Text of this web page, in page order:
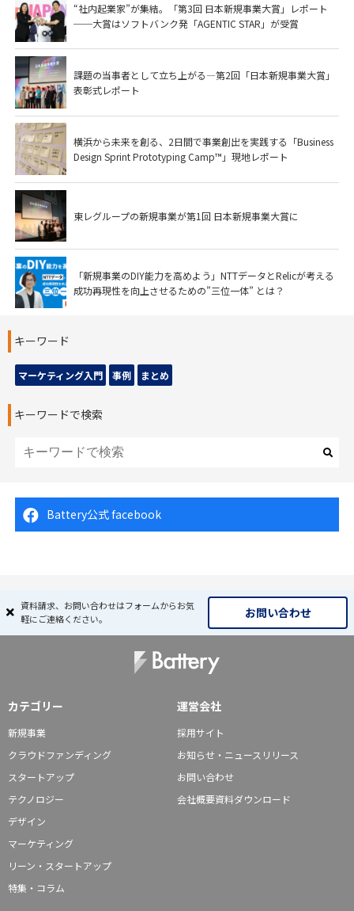
“社内起業家”が集結。「第3回 日本新規事業大賞」レポート
──大賞はソフトバンク発「AGENTIC STAR」が受賞
課題の当事者として立ち上がる―第2回「日本新規事業大賞」
表彰式レポート
横浜から未来を創る、2日間で事業創出を実践する「Business
Design Sprint Prototyping Camp™」現地レポート
東レグループの新規事業が第1回 日本新規事業大賞に
「新規事業のDIY能力を高めよう」NTTデータとRelicが考える
成功再現性を向上させるための”三位一体” とは？
キーワード
マーケティング入門 事例 まとめ
キーワードで検索
Battery公式 facebook
資料請求、お問い合わせはフォームからお気
軽にご連絡ください。
お問い合わせ
カテゴリー
新規事業
クラウドファンディング
スタートアップ
テクノロジー
デザイン
マーケティング
リーン・スタートアップ
特集・コラム
運営会社
採用サイト
お知らせ・ニュースリリース
お問い合わせ
会社概要資料ダウンロード